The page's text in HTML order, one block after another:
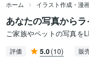
ホーム イラスト作成・漫
あなたの写真から
ご家族やペットの写真を
評価 5.0(10) 販